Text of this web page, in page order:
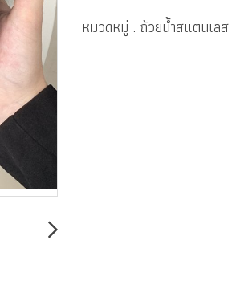
หมวดหมู่ : ถ้วยน้ำสแตนเลส